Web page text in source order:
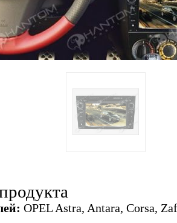
OPEL Astra, Antara, Corsa,